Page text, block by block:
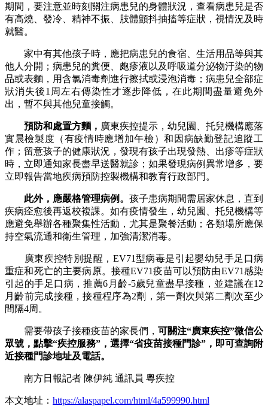
期間，要注意並時刻關注病患兒的身體狀況，查看病患兒是否
有高燒、發冷、精神不振、肢體顫抖抽搐等症狀，視情況及時
就醫。
家中有其他孩子時，應把病患兒的食宿、生活用品等與其
他人分開；病患兒的糞便、皰疹液以及呼吸道分泌物汙染的物
品或表麵，用含氯消毒劑進行擦拭或浸泡消毒；病患兒全部症
狀消失後1周左右傳染性才逐步降低，在此期間盡量避免外
出，暫不與其他兒童接觸。
預防和處置方麵， 廣東疾控提示，幼兒園、托兒機構應落
實晨檢製度（有疫情時應增加午檢）和因病缺勤登記追蹤工
作；留意孩子的健康狀況，發現有孩子出現發熱、出疹等症狀
時，立即通知家長盡早送醫就診；如果發現病例異常增多，要
立即報告當地疾病預防控製機構和教育行政部門。
此外，應嚴格管理病例。 孩子患病期間需居家休息，直到
疾病痊愈後再返校複課。如有疫情發生，幼兒園、托兒機構等
應避免舉辦各種聚集性活動，尤其是聚餐活動；各類場所應保
持空氣流通和衛生管理，加強清潔消毒。
廣東疾控特別提醒，EV71型病毒是引起嬰幼兒手足口病
重症和死亡的主要病原。接種EV71疫苗可以預防由EV71感染
引起的手足口病，推薦6月齡-5歲兒童盡早接種，並建議在12
月齡前完成接種，接種程序為2劑，第一劑次與第二劑次至少
間隔4周。
需要帶孩子接種疫苗的家長們， 可關注“廣東疾控”微信公
眾號，點擊“疾控服務”，選擇“省疫苗接種門診”，即可查詢附
近接種門診地址及電話。
南方日報記者 陳伊純 通訊員 粵疾控
本文地址： https://alaspapel.com/html/4a599990.html